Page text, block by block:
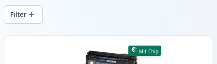
gleichbleibender Druckqualität und
schnellem Versand aus lokalem Lager in .
Filter
Produkte
Mit Chip